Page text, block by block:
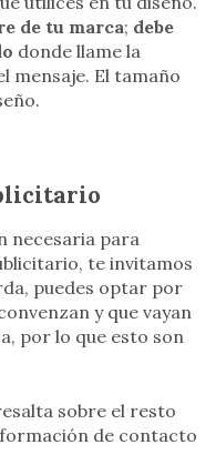
de tu marca; debe
donde llame la
mensaje. El tamaño
necesaria para
te invitamos
puedes optar por
y que vayan
por lo que esto son
sobre el resto
de contacto